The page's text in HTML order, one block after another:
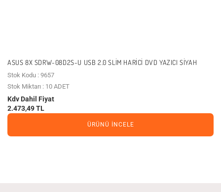
ASUS 8X SDRW-08D2S-U USB 2.0 SLIM HARICI DVD YAZICI SIYAH
Stok Kodu : 9657
Stok Miktarı : 10 ADET
Kdv Dahil Fiyat
2.473,49 TL
ÜRÜNÜ İNCELE